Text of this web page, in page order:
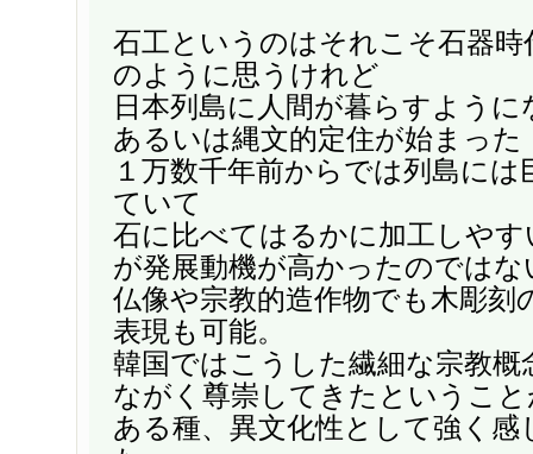
石工というのはそれこそ石器時
のように思うけれど
日本列島に人間が暮らすよう
あるいは縄文的定住が始まった
１万数千年前からでは列島に
ていて
石に比べてはるかに加工しやす
が発展動機が高かったのではな
仏像や宗教的造作物でも木彫刻
表現も可能。
韓国ではこうした繊細な宗教概
ながく尊崇してきたということ
ある種、異文化性として強く